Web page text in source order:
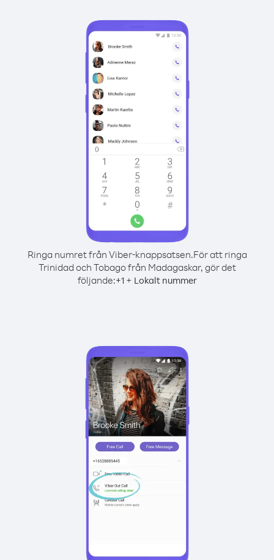
Ringa numret från Viber-knappsatsen.För att ringa
Trinidad och Tobago från Madagaskar, gör det
följande:+1+ Lokalt nummer